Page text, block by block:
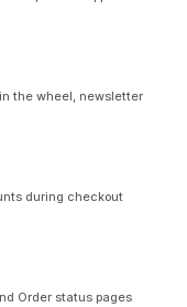
the wheel, newsletter
during checkout
Order status pages